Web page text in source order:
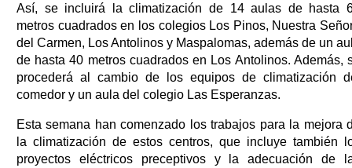
Así, se incluirá la climatización de 14 aulas de hasta
metros cuadrados en los colegios Los Pinos, Nuestra
del Carmen, Los Antolinos y Maspalomas, además de un
de hasta 40 metros cuadrados en Los Antolinos. Además,
procederá al cambio de los equipos de climatización
comedor y un aula del colegio Las Esperanzas.
Esta semana han comenzado los trabajos para la mejora
la climatización de estos centros, que incluye también
proyectos eléctricos preceptivos y la adecuación de